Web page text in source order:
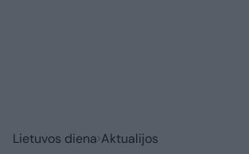
Lietuvos diena Aktualijos